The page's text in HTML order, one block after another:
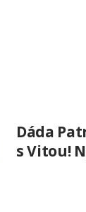
Dáda
s Vitou!